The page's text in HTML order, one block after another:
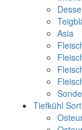
Asia
Tiefkühl